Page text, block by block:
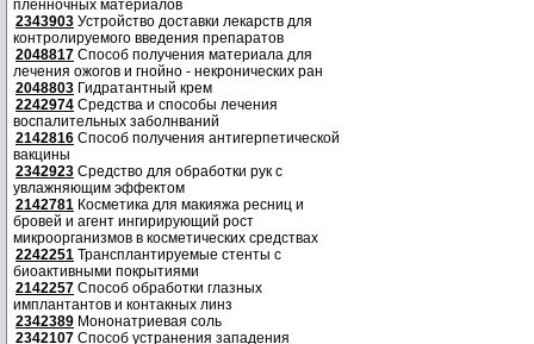
пленночных материалов
2343903 Устройство доставки лекарств для
контролируемого введения препаратов
2048817 Способ получения материала для
лечения ожогов и гнойно - некронических ран
2048803 Гидратантный крем
2242974 Средства и способы лечения
воспалительных заболнваний
2142816 Способ получения антигерпетической
вакцины
2342923 Средство для обработки рук с
увлажняющим эффектом
2142781 Косметика для макияжа ресниц и
бровей и агент ингирирующий рост
микроорганизмов в косметических средствах
2242251 Трансплантируемые стенты с
биоактивными покрытиями
2142257 Способ обработки глазных
имплантантов и контакных линз
2342389 Мононатриевая соль
2342107 Способ устранения западения